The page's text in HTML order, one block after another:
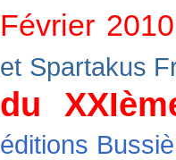
Février 2010
et Spartakus
du
éditions